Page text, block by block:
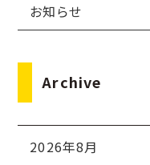
お知らせ
Archive
2026年8月